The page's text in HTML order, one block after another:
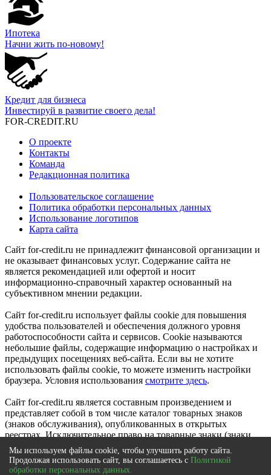
Ипотека
Начни жить по-новому!
Кредит для бизнеса
Инвестируй в развитие своего дела!
FOR-CREDIT.RU
О проекте
Контакты
Команда
Редакционная политика
Пользовательское соглашение
Политика обработки персональных данных
Использование логотипов
Карта сайта
Сайт for-credit.ru не принадлежит финансовой организации и
не оказывает финансовых услуг. Содержание сайта не
является рекомендацией или офертой и носит
информационно-справочный характер основанный на
субъективном мнении редакции.
Сайт for-credit.ru использует файлы cookie для повышения
удобства пользователей и обеспечения должного уровня
работоспособности сайта и сервисов. Cookie называются
небольшие файлы, содержащие информацию о настройках и
предыдущих посещениях веб-сайта. Если вы не хотите
использовать файлы cookie, то можете изменить настройки
браузера. Условия использования смотрите здесь.
Сайт for-credit.ru является составным произведением и
представляет собой в том числе каталог товарных знаков
(знаков обслуживания), опубликованных в открытых
реестрах. Исключительное право на товарные знаки (знаки
обслуживания) принадлежат их правообладателям.
© 2012-2021
Выберите город| Вся Россия
Мы используем файлы cookie, чтобы улучшить работу сайта.
Продолжая использовать сайт, вы соглашаетесь с Политикой
обработки персональных данных.